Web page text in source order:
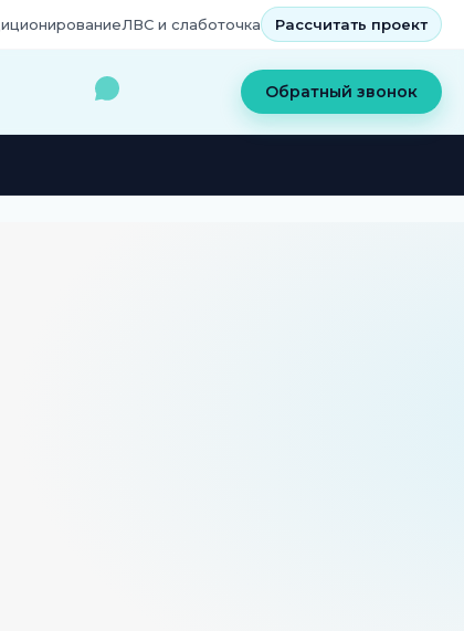
ЛВС и слаботочка Рассчитать проект
Обратный звонок